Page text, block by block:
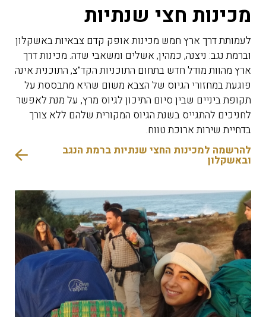
מכינות חצי שנתיות
לעמותת דרך ארץ חמש מכינות אופק קדם צבאיות באשקלון
וברמת נגב: ניצנה, כמהין, אשלים ומשאבי שדה. מכינות דרך
ארץ מהוות מודל חדש בתחום התוכניות הקד"צ, התוכנית אינה
פוגעת במחזורי הגיוס של הצבא משום שהיא מתבססת על
תקופת ביניים שבין סיום התיכון לגיוס מרץ, על מנת לאפשר
לחניכים להתגייס בשנת הגיוס המקורית שלהם ללא צורך
בדחיית שירות ארוכת טווח.
להרשמה למכינות החצי שנתיות ברמת הנגב
ובאשקלון